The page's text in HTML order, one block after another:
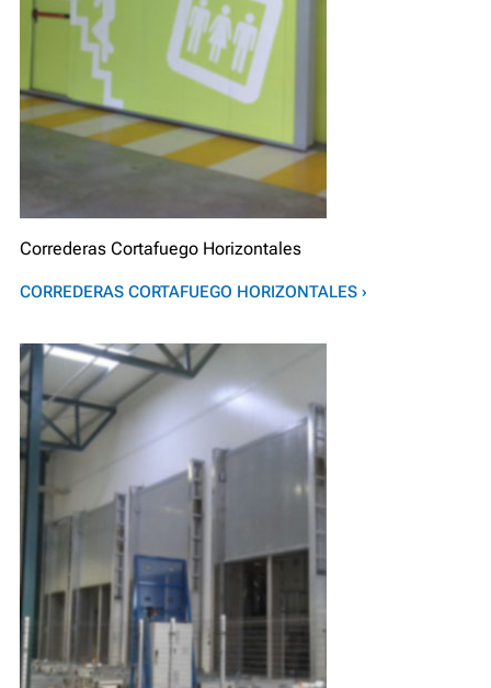
Correderas Cortafuego Horizontales
CORREDERAS CORTAFUEGO HORIZONTALES ›